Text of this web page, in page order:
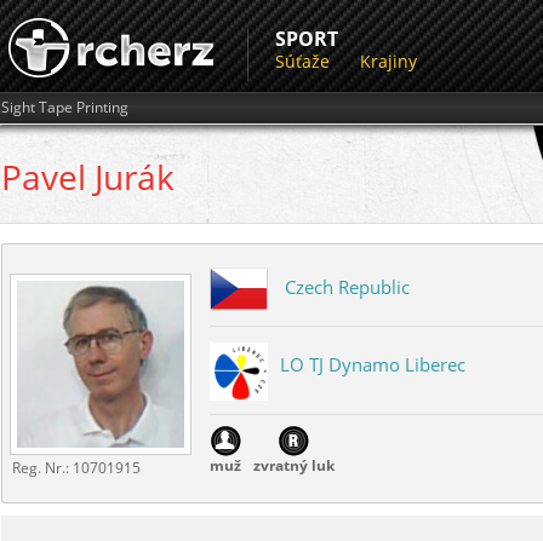
SPORT
Súťaže Krajiny
Sight Tape Printing
Pavel Jurák
Reg. Nr.: 10701915
Czech Republic
LO TJ Dynamo Liberec
muž zvratný luk